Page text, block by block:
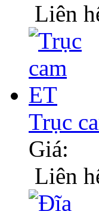
Liên
Trục
Giá:
Liên